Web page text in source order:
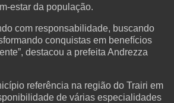
estar da população.
com responsabilidade, buscando
conquistas em benefícios
destacou a prefeita Andrezza
referência na região do Trairi em
de várias especialidades